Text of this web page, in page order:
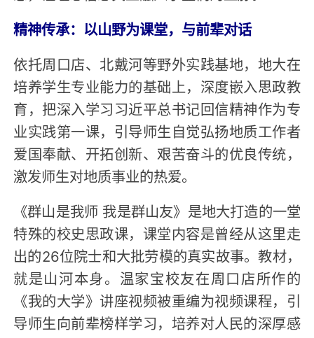
精神传承：以山野为课堂，与前辈对话
依托周口店、北戴河等野外实践基地，地大在
培养学生专业能力的基础上，深度嵌入思政教
育，把深入学习习近平总书记回信精神作为专
业实践第一课，引导师生自觉弘扬地质工作者
爱国奉献、开拓创新、艰苦奋斗的优良传统，
激发师生对地质事业的热爱。
《群山是我师 我是群山友》是地大打造的一堂
特殊的校史思政课，课堂内容是曾经从这里走
出的26位院士和大批劳模的真实故事。教材，
就是山河本身。温家宝校友在周口店所作的
《我的大学》讲座视频被重编为视频课程，引
导师生向前辈榜样学习，培养对人民的深厚感